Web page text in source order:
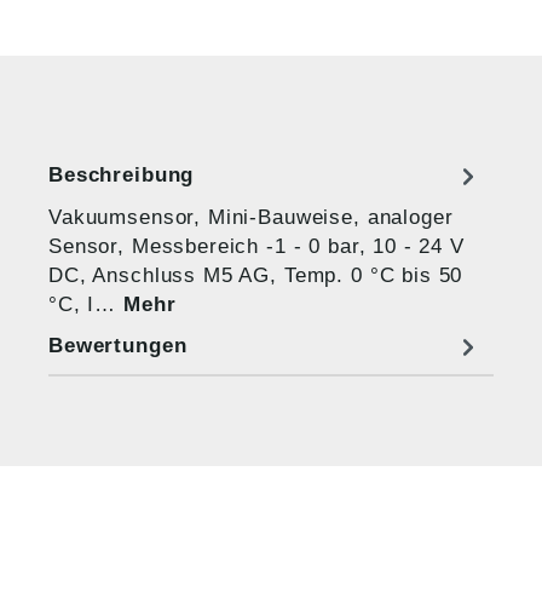
Beschreibung
Vakuumsensor, Mini-Bauweise, analoger
Sensor, Messbereich -1 - 0 bar, 10 - 24 V
DC, Anschluss M5 AG, Temp. 0 °C bis 50
°C, I… Mehr
Bewertungen